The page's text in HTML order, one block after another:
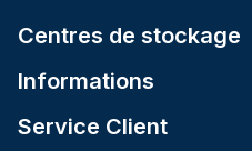
Centres de stockage
Informations
Service Client